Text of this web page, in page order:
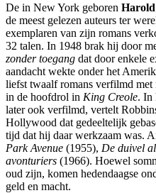
De in New York geboren
de meest gelezen auteurs ter
exemplaren van zijn romans
32 talen. In 1948 brak hij door
zonder toegang dat door enkele
aandacht wekte onder het
liefst twaalf romans verfilmd
in de hoofdrol in King Creole. In
later ook verfilmd, vertelt
Hollywood dat gedeeltelijk
tijd dat hij daar werkzaam was.
Park Avenue (1955), De duivel
avonturiers (1966). Hoewel
oud zijn, komen hedendaagse
geld en macht.